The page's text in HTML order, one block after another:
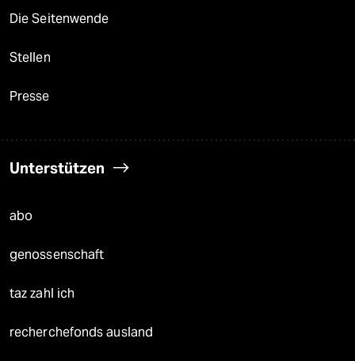
Die Seitenwende
Stellen
Presse
Unterstützen
abo
genossenschaft
taz zahl ich
recherchefonds ausland